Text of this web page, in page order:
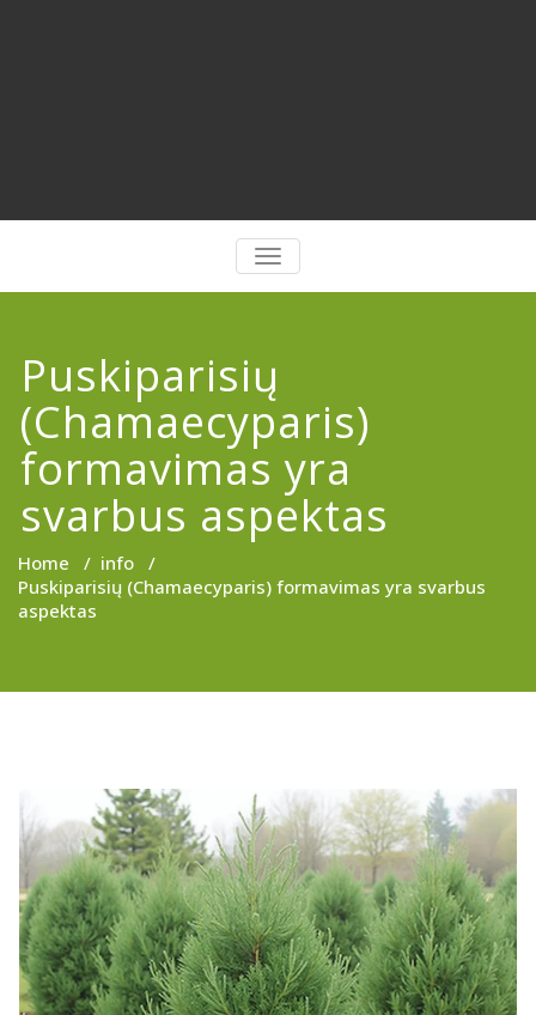
PERJUNGTI
NAVIGACIJĄ
Puskiparisių
(Chamaecyparis)
formavimas yra
svarbus aspektas
Home / info /
Puskiparisių (Chamaecyparis) formavimas yra svarbus
aspektas